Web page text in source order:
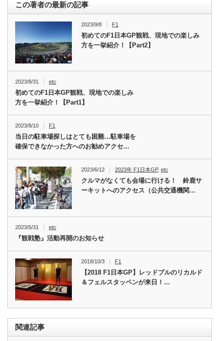
この著者の最新の記事
2023/9/8 F1
初めてのF1日本GP観戦、現地での楽しみ
方を一挙紹介！【Part2】
2023/8/31 etc
初めてのF1日本GP観戦、現地での楽しみ
方を一挙紹介！【Part1】
2023/8/10 F1
当日の駐車場探しはとても困難…駐車場を
確保できなかった方へのお勧めアクセ…
2023/6/12 2023年 F1日本GP,etc
クルマがなくても会場に行ける！ 鈴鹿サ
ーキットへのアクセス（公共交通機関…
2023/5/31 etc
『観戦塾』活動再開のお知らせ
2018/10/3 F1
【2018 F1日本GP】レッドブルのリカルド
＆フェルスタッペンが来日！…
関連記事